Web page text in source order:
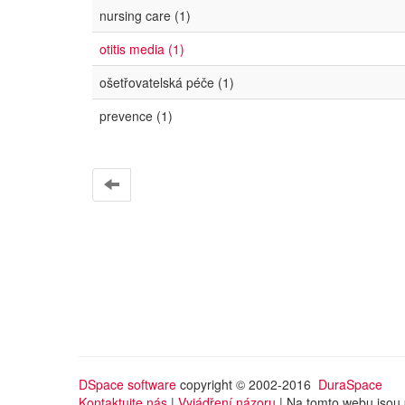
nursing care (1)
otitis media (1)
ošetřovatelská péče (1)
prevence (1)
DSpace software copyright © 2002-2016 DuraSpace